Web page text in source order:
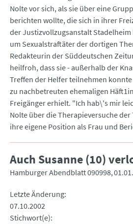
Nolte vor sich, als sie über eine
berichten wollte, die sich in ihrer
der Justizvollzugsanstalt
um Sexualstraftäter der dortigen
Redakteurin der Süddeutschen
heilfroh, dass sie - außerhalb der
Treffen der Helfer teilnehmen
zu nachbetreuten ehemaligen
Freigänger erhielt. "Ich hab\'s mir
Nolte über die Therapieversuche der
ihre eigene Position als Frau und
Auch Susanne (10)
Hamburger Abendblatt 090998
Letzte Änderung
07.10.2002
Stichwort(e)